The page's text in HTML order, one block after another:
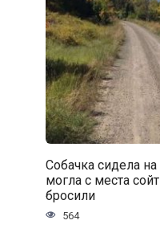
Собачка сидела
могла с места
бросили
564